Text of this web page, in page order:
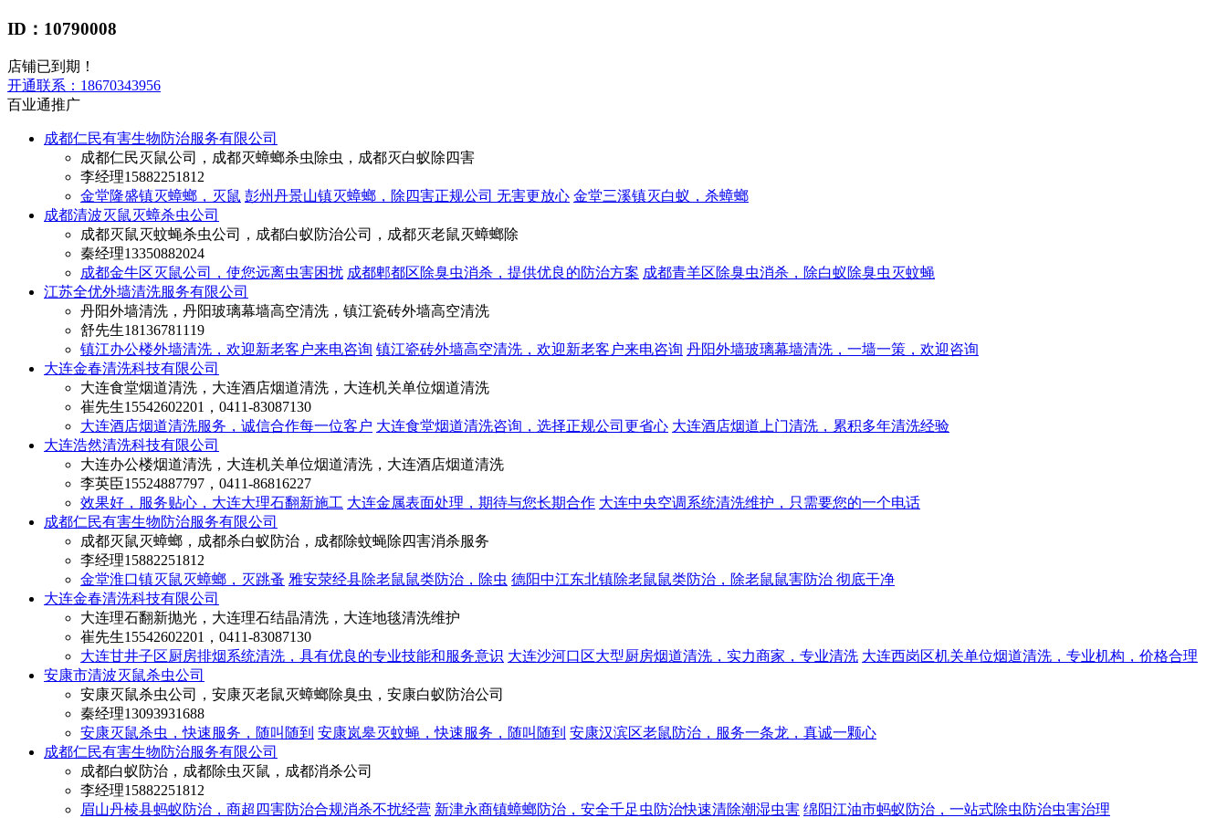
ID：10790008
店铺已到期！
开通联系： 18670343956
百业通推广
成都仁民有害生物防治服务有限公司
成都仁民灭鼠公司，成都灭蟑螂杀虫除虫，成都灭白蚁除四害
李经理15882251812
金堂隆盛镇灭蟑螂，灭鼠 彭州丹景山镇灭蟑螂，除四害正规公司 无害更放心 金堂三溪镇灭白蚁，杀蟑螂
成都清波灭鼠灭蟑杀虫公司
成都灭鼠灭蚊蝇杀虫公司，成都白蚁防治公司，成都灭老鼠灭蟑螂除
秦经理13350882024
成都金牛区灭鼠公司，使您远离虫害困扰 成都郫都区除臭虫消杀，提供优良的防治方案 成都青羊区除臭虫消杀，除白蚁除臭虫灭蚊蝇
江苏全优外墙清洗服务有限公司
丹阳外墙清洗，丹阳玻璃幕墙高空清洗，镇江瓷砖外墙高空清洗
舒先生18136781119
镇江办公楼外墙清洗，欢迎新老客户来电咨询 镇江瓷砖外墙高空清洗，欢迎新老客户来电咨询 丹阳外墙玻璃幕墙清洗，一墙一策，欢迎咨询
大连金春清洗科技有限公司
大连食堂烟道清洗，大连酒店烟道清洗，大连机关单位烟道清洗
崔先生15542602201，0411-83087130
大连酒店烟道清洗服务，诚信合作每一位客户 大连食堂烟道清洗咨询，选择正规公司更省心 大连酒店烟道上门清洗，累积多年清洗经验
大连浩然清洗科技有限公司
大连办公楼烟道清洗，大连机关单位烟道清洗，大连酒店烟道清洗
李英臣15524887797，0411-86816227
效果好，服务贴心，大连大理石翻新施工 大连金属表面处理，期待与您长期合作 大连中央空调系统清洗维护，只需要您的一个电话
成都仁民有害生物防治服务有限公司
成都灭鼠灭蟑螂，成都杀白蚁防治，成都除蚊蝇除四害消杀服务
李经理15882251812
金堂淮口镇灭鼠灭蟑螂，灭跳蚤 雅安荥经县除老鼠鼠类防治，除虫 德阳中江东北镇除老鼠鼠类防治，除老鼠鼠害防治 彻底干净
大连金春清洗科技有限公司
大连理石翻新抛光，大连理石结晶清洗，大连地毯清洗维护
崔先生15542602201，0411-83087130
大连甘井子区厨房排烟系统清洗，具有优良的专业技能和服务意识 大连沙河口区大型厨房烟道清洗，实力商家，专业清洗 大连西岗区机关单位烟道清洗，专业机构，价格合理
安康市清波灭鼠杀虫公司
安康灭鼠杀虫公司，安康灭老鼠灭蟑螂除臭虫，安康白蚁防治公司
秦经理13093931688
安康灭鼠杀虫，快速服务，随叫随到 安康岚皋灭蚊蝇，快速服务，随叫随到 安康汉滨区老鼠防治，服务一条龙，真诚一颗心
成都仁民有害生物防治服务有限公司
成都白蚁防治，成都除虫灭鼠，成都消杀公司
李经理15882251812
眉山丹棱县蚂蚁防治，商超四害防治合规消杀不扰经营 新津永商镇蟑螂防治，安全千足虫防治快速清除潮湿虫害 绵阳江油市蚂蚁防治，一站式除虫防治虫害治理